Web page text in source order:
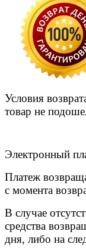
Условия
товар не
Электронный
Платеж
с момента
В случае
средства
дня, либо на